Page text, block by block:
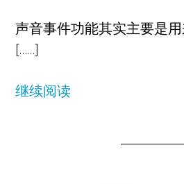
声音事件功能其实主要是
[……]
继续阅读